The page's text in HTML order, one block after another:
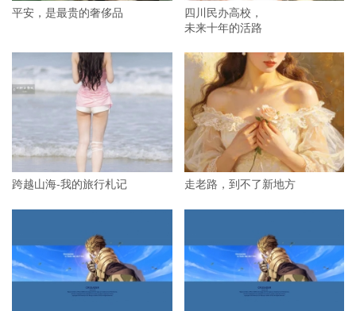
平安，是最贵的奢侈品
四川民办高校，
未来十年的活路
跨越山海-我的旅行札记 走老路，到不了新地方